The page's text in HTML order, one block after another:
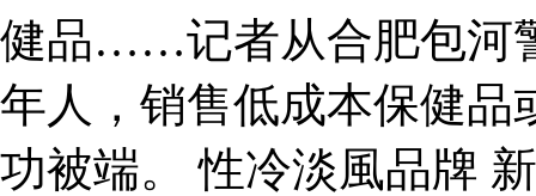
健品……记者从合肥包河
年人，销售低成本保健品
功被端。 性冷淡風品牌